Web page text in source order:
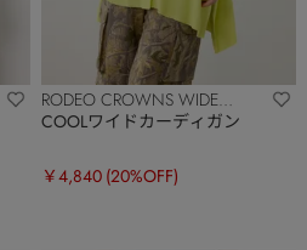
RODEO CROWNS WIDE
BOWL
COOLワイドカーディガン
￥4,840 (20%OFF)